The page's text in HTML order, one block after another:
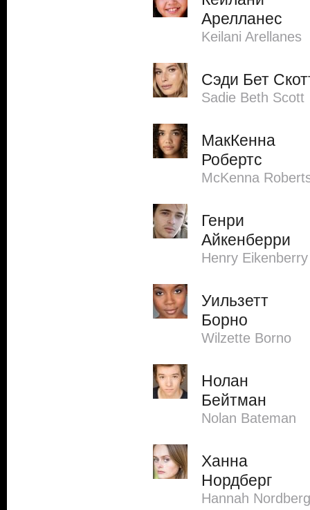
Арелланес
Keilani Arellanes
Сэди Бет
Sadie Beth Scott
МакКенна
Робертс
McKenna
Генри
Айкенберри
Henry Eikenberry
Уильзетт
Борно
Wilzette Borno
Нолан
Бейтман
Nolan Bateman
Ханна
Нордберг
Hannah Nordberg